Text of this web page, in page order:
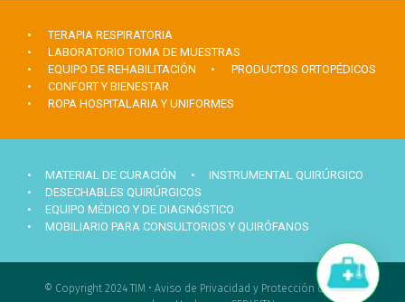
• TERAPIA RESPIRATORIA
• LABORATORIO TOMA DE MUESTRAS
• EQUIPO DE REHABILITACIÓN
• PRODUCTOS ORTOPÉDICOS
• CONFORT Y BIENESTAR
• ROPA HOSPITALARIA Y UNIFORMES
• MATERIAL DE CURACIÓN
• INSTRUMENTAL QUIRÚRGICO
• DESECHABLES QUIRÚRGICOS
• EQUIPO MÉDICO Y DE DIAGNÓSTICO
• MOBILIARIO PARA CONSULTORIOS Y QUIRÓFANOS
© Copyright 2024 TIM • Aviso de Privacidad y Protección de datos